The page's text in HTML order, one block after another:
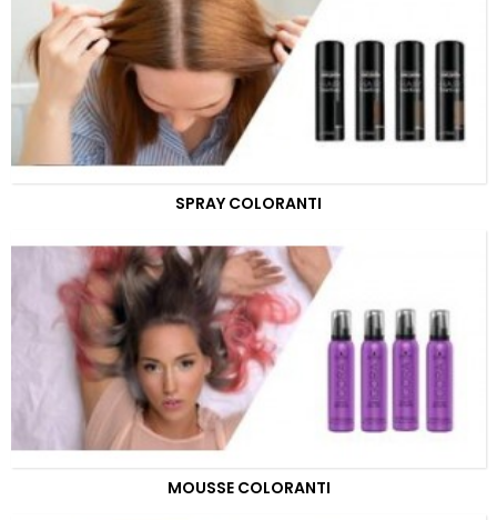
SPRAY COLORANTI
MOUSSE COLORANTI